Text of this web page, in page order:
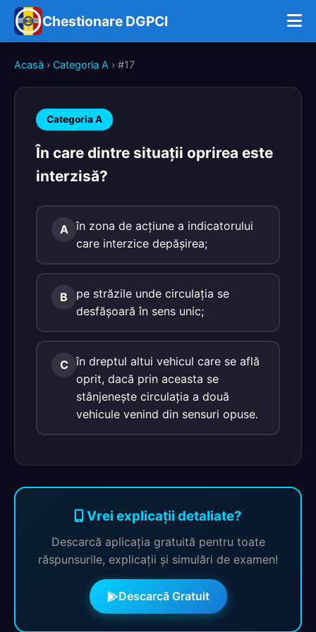
Chestionare DGPCI
Acasă › Categoria A › #17
Categoria A
În care dintre situaţii oprirea este
interzisă?
A în zona de acţiune a indicatorului
care interzice depăşirea;
B
pe străzile unde circulaţia se
desfăşoară în sens unic;
C în dreptul altui vehicul care se află
oprit, dacă prin aceasta se
stânjeneşte circulaţia a două
vehicule venind din sensuri opuse.
Vrei explicații detaliate?
Descarcă aplicația gratuită pentru toate
răspunsurile, explicații și simulări de examen!
Descarcă Gratuit